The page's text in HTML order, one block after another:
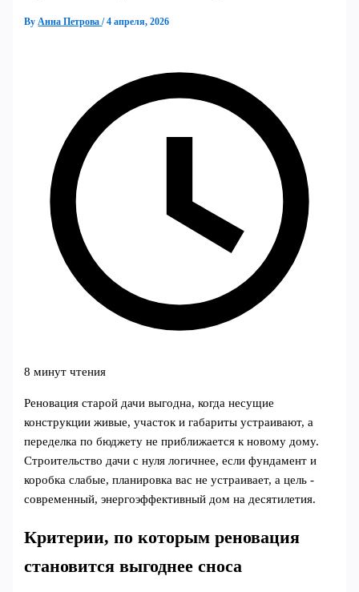
ByАнна Петрова/4 апреля, 2026
8 минут чтения
Реновация старой дачи выгодна, когда несущие
конструкции живые, участок и габариты устраивают, а
переделка по бюджету не приближается к новому дому.
Строительство дачи с нуля логичнее, если фундамент и
коробка слабые, планировка вас не устраивает, а цель -
современный, энергоэффективный дом на десятилетия.
Критерии, по которым реновация
становится выгоднее сноса